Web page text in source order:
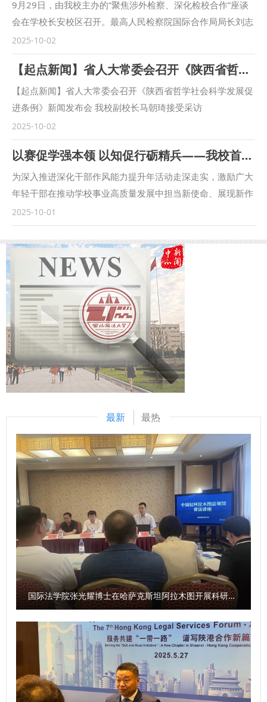
9月29日，由我校主办的“聚焦涉外检察、深化检校合作”座谈
会在学校长安校区召开。最高人民检察院国际合作局局长刘志
远，陕西省人民检察院十一检察部主任李向锋，西安市人民检
察院教育培训处负责人陈文龙，西安市长安区人民检察院副检
察长王蕾等出席会议。我校校长范九利出席会议并致辞，副校
长马朝琦主持会议。 范九利表示，涉外检察工作是国家涉外
法治工作的重要方面，近年来，学校与各级检察机关深化交
流，不断拓展合作领域、合作范围，围绕中国检察学自主知识
体系构建、检察课题研究、检校人才互派交流、学生实习实训
等方面开展了卓有成效的合作。在最高人民检察院国际合作局
指导下，我校成立的“涉外刑事法治与国别检察司法研究中
心”各项工作稳步推进，已在区域国别检察研究、国际刑事司
源，推动学校专家学者与检察实务专家的交流互动，建立常态
化研究协作机制，围绕涉外检察基础性理论和实践难题开展联
合攻关，共同打造服务国家战略的涉外检察智库。 刘志远表
示，最高人民检察院对涉外检察工作高度重视，西北政法大学
始终心怀“国之大者”，在涉外法治领域取得了突出的成绩。涉
外刑事法治与国别检察司法研究中心先后配合完成中国—东盟
检察总长网站建设，编译东盟国家《刑法典》《刑事诉讼法
典》等二十余部法典等，在服务检察国际交流与合作方面发挥
了积极作用。下一步，希望学校进一步聚焦涉外检察工作，高
质效做好智库服务，统筹好校内各部门、各研究机构的科研力
涉外检察人才培养工作搭建平台。 刘志远与我校刑事法学院
院长冯卫国共同签署科研项目委托书 马朝琦宣布西北政法大
学涉外刑事法治与国别检察司法中心网站正式上线，由中心和
西北政法大学湾区研究院共同研发的“全球法律数据库”正式进
入试运行阶段。 学校发展规划与学科建设处、教务处、科研
处、国际交流与合作处、经济学院、刑事法学院、民商法学
院、经济法学院（知识产权学院）、国际法学院（国际仲裁学
院）、国家安全学院（反恐怖主义法学院）、公安学院（公共
安全法学院）、外国语学院、图书馆以及涉外刑事法治与国别
检察司法研究中心、中亚法律查明中心、涉外法治研究中心、
非洲研究院、北大法宝西安分公司等单位的主要负责人和学生
共计140余人参加会议。 （供稿：刑事法学院 撰稿：高晓伟
审核：孙学龙）
2025-10-02
【起点新闻】省人大常委会召开《陕西省哲学社会科学发展促进条例》新闻发布会 我校副校长马朝琦接受采访
【起点新闻】省人大常委会召开《陕西省哲学社会科学发展促
进条例》新闻发布会 我校副校长马朝琦接受采访
https://qidian.sxtvs.com/timing/share/content/10654306
2025-10-02
以赛促学强本领 以知促行砺精兵——我校首届科级干部素质能力大赛圆满落幕
为深入推进深化干部作风能力提升年活动走深走实，激励广大
年轻干部在推动学校事业高质量发展中担当新使命、展现新作
为，9月18日—30日，学校举办了首届科级干部素质能力大
赛。 以赛促学，理论武装强底气 本次比赛是学校首次举办干
部素质能力大赛，面向全校正科级干部开放报名，共有119名
科级干部积极报名参赛。聚焦“能写、会说、善思、肯干”的干
部核心素质能力要求，大赛设置了应知应会、公文写作和情景
模拟展示三个模块的比赛。 应知应会通过笔试方式进行，主
要考察科级干部对马克思主义理论和党的路线方针政策、习近
平新时代中国特色社会主义思想、党内法规以及有关政策文件
的熟悉掌握情况。公文写作通过机试方式进行，旨在考察科级
干部的应急处突本领、组织协调能力和写作能力。通过“线上
+线下”相结合的方式掀起比拼热潮，引导广大年轻干部不断深
化党的创新理论学习，持续提升业务素质能力，切实将学习成
果和工作成效转化为推动事业发展的强大动力。 “本次比赛不
仅是素质能力的大练兵，更是思想的大练兵、作风的大练兵。
通过此次比赛，我们进一步强化了政治理论素养、夯实了业务
本领、增强了学习意识。下一步，我们将以此次比赛作为契
机，调准学习发展的坐标轴，提升争先创优的责任心，提高干
事创业的加速度，力争在工作岗位上努力拼搏、再创佳
绩！”参赛选手李伟弟说。 以赛强技，擂台比武砺精兵 自大赛
启动以来，学校党委高度重视，加强组织领导，精心部署推
动，形成了广大干部积极参与的良好局面。在9月29日—30日
举行的情景模拟展示比赛中，全体在校校领导、有关职能部门
负责人担任大赛评委，全程参加了比赛。 比赛现场，107名选
手通过随机抽题的方式，围绕模拟设置的各类问题提出解决思
路和具体举措，充分展现了学校科级干部良好的工作作风和过
硬的素质能力。经过三个环节的激烈角逐，最终，李伟弟、刘
洋荣获一等奖，崔梁凡等4位同志荣获二等奖，邵大壮等6位同
志荣获三等奖，吴亢等10位同志荣获优秀奖。 9月30日，大
赛颁奖仪式在长安校区校务楼二楼报告厅举行。校党委副书记
郭武军作总结讲话。他强调，全体科级干部要进一步强化理论
2025-10-01
最新 最热
国际法学院张光耀博士在哈萨克斯坦阿拉木图开展科研与社会服务活动